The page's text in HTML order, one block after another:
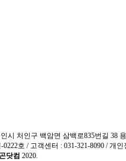
시 처인구 백암면 삼백로835번길 38
호 / 고객센터 : 031-321-8090 / 개
닷컴 2020.